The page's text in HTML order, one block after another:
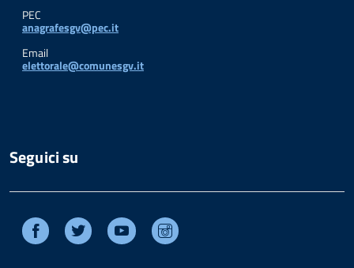
PEC
anagrafesgv@pec.it
Email
elettorale@comunesgv.it
Seguici su
Facebook Twitter Youtube